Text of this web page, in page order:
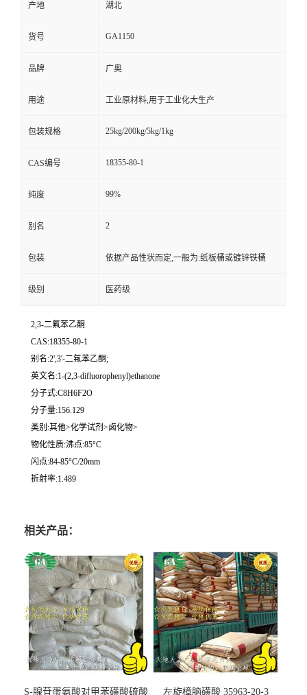
产地 湖北
货号 GA1150
品牌 广奥
用途 工业原材料,用于工业化大生产
包装规格 25kg/200kg/5kg/1kg
CAS编号 18355-80-1
纯度 99%
别名 2
包装 依据产品性状而定,一般为:纸板桶或镀锌铁桶
级别 医药级
2,3-二氟苯乙酮
CAS:18355-80-1
别名:2',3'-二氟苯乙酮;
英文名:1-(2,3-difluorophenyl)ethanone
分子式:C8H6F2O
分子量:156.129
类别:其他>化学试剂>卤化物>
物化性质:沸点:85°C
闪点:84-85°C/20mm
折射率:1.489
相关产品：
S-腺苷蛋氨酸对甲苯磺酸硫酸 左旋樟脑磺酸 35963-20-3